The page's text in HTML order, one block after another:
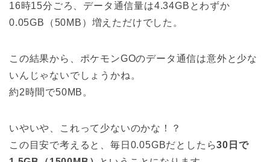
16時15分ごろ、データ通信量は4.34GBとわずか
0.05GB（50MB）増えただけでした。
この結果から、ポケモンGOのデータ通信は意外と少な
いんじゃないでしょうかね。
約2時間で50MB。
いやいや、これって少ないのかな！？
この目安で考えると、毎日0.05GBだとしたら30日で